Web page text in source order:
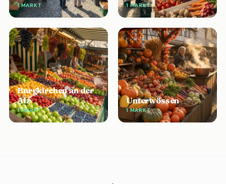
1 MARKT 1 MARKT
Burgkirchen an der
Alz
1 MARKT
Unterwössen
1 MARKT